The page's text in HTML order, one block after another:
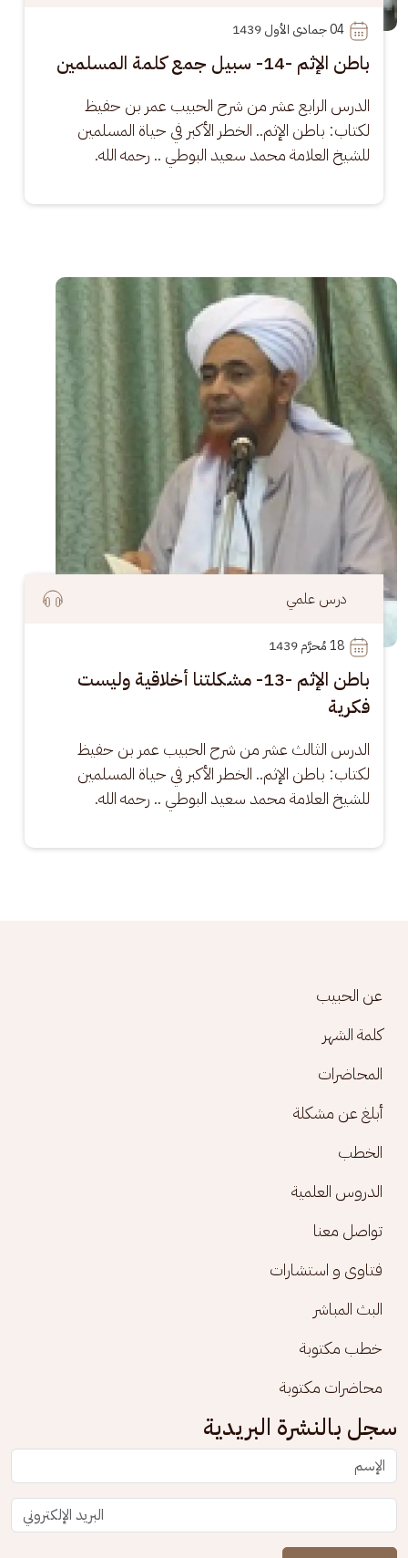
04
باطن الإثم -14- سبيل جمع كلمة المسلمين
الدرس الرابع عشر من شرح الحبيب عمر بن حفيظ
لكتاب: باطن الإثم.. الخطر الأكبر في حياة المسلمين
للشيخ العلامة محمد سعيد البوطي .. رحمه الله.
الصورة
درس علمي
18
باطن الإثم -13- مشكلتنا أخلاقية وليست
فكرية
الدرس الثالث عشر من شرح الحبيب عمر بن حفيظ
لكتاب: باطن الإثم.. الخطر الأكبر في حياة المسلمين
للشيخ العلامة محمد سعيد البوطي .. رحمه الله.
Footer menu
عن الحبيب
كلمة الشهر
المحاضرات
أبلغ عن مشكلة
الخطب
الدروس العلمية
تواصل معنا
فتاوى و استشارات
البث المباشر
خطب مكتوبة
محاضرات مكتوبة
سجل بالنشرة البريدية